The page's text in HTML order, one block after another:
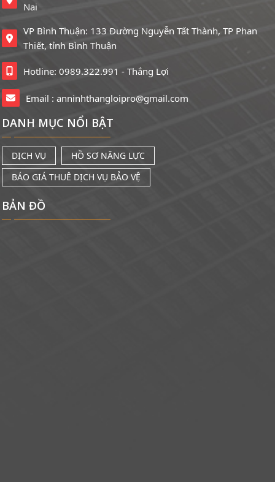
Nai
VP Bình Thuận: 133 Đường Nguyễn Tất Thành, TP Phan
Thiết, tỉnh Bình Thuận
Hotline: 0989.322.991 - Thắng Lợi
Email :anninhthangloipro@gmail.com
DANH MỤC NỔI BẬT
DỊCH VỤ
HỒ SƠ NĂNG LỰC
BÁO GIÁ THUÊ DỊCH VỤ BẢO VỆ
BẢN ĐỒ